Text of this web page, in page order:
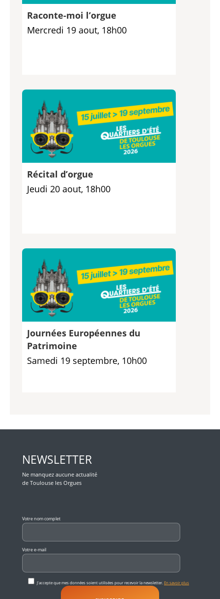
Raconte-moi l’orgue
Mercredi 19 aout, 18h00
Récital d’orgue
Jeudi 20 aout, 18h00
Journées Européennes du
Patrimoine
Samedi 19 septembre, 10h00
NEWSLETTER
Ne manquez aucune actualité
de Toulouse les Orgues
Votre nom complet
Votre e-mail
J'accepte que mes données soient utilisées pour recevoir la newsletter. En savoir plus